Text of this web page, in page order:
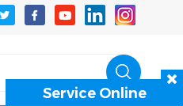
Service Online